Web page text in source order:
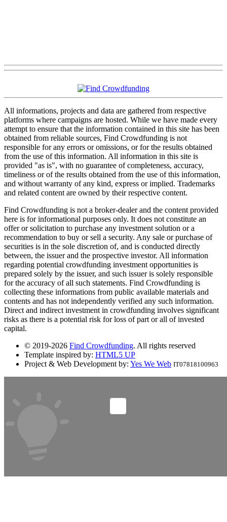
All informations, projects and data are gathered from respective
platforms where campaigns are hosted. While we have made every
attempt to ensure that the information contained in this site has been
obtained from reliable sources, Find Crowdfunding is not
responsible for any errors or omissions, or for the results obtained
from the use of this information. All information in this site is
provided "as is", with no guarantee of completeness, accuracy,
timeliness or of the results obtained from the use of this information,
and without warranty of any kind, express or implied. Trademarks
and related content are owned by their respective content.
Find Crowdfunding is not a broker-dealer and the content provided
here is for informational purposes only. It does not constitute an
offer or solicitation to purchase any investment solution or a
recommendation to buy or sell a security. Any sale or purchase of
securities is in the sole discretion of, and is conducted directly
between, the issuer and the prospective investor. All information
regarding potential crowdfunding investment opportunities is
prepared solely by the issuer, and such issuer is solely responsible
for the accuracy of all such statements. Find Crowdfunding is
collecting these informations from public available materials and
contents and has not independently verified any such information.
Direct and indirect investment in crowdfunding involves significant
risks as there is a potential risk for loss of part or all of invested
capital.
© 2019-2026 Find Crowdfunding. All rights reserved
Template inspired by: HTML5 UP
Project & Web Development by: Yes We Web IT07818100963